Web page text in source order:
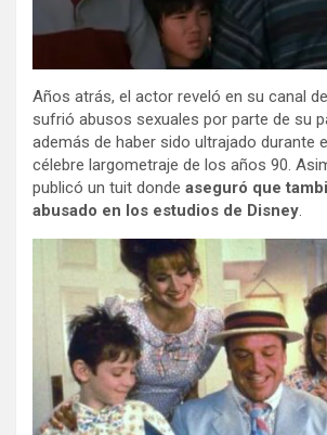
Años atrás, el actor reveló en su canal
sufrió abusos sexuales por parte de su
además de haber sido ultrajado durante
célebre largometraje de los años 90.
publicó un tuit donde aseguró que
abusado en los estudios de Disney.